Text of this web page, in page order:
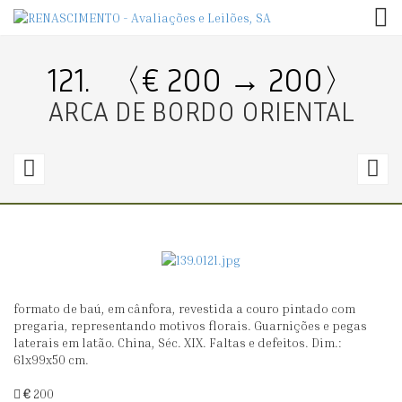
121. 〈€ 200 → 200〉
ARCA DE BORDO ORIENTAL
〈€
SANTA
BÁRBARA
formato de baú, em cânfora, revestida a couro pintado com
pregaria, representando motivos florais. Guarnições e pegas
laterais em latão. China, Séc. XIX. Faltas e defeitos. Dim.:
61x99x50 cm.
€ 200